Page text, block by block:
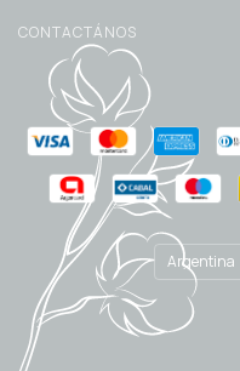
CONTACTÁNOS